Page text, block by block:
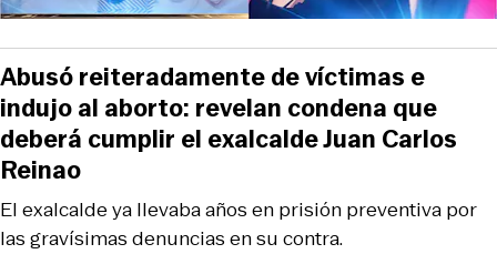
El exalcalde ya llevaba años en prisión preventiva por
las gravísimas denuncias en su contra.
Abusó reiteradamente de víctimas e
indujo al aborto: revelan condena que
deberá cumplir el exalcalde Juan Carlos
Reinao